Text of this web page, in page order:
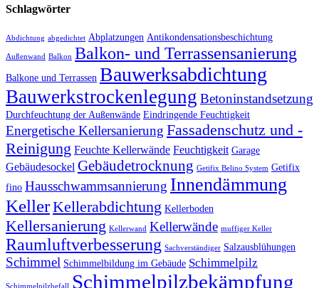
Schlagwörter
Abdichtung abgedichtet Abplatzungen Antikondensationsbeschichtung
Außenwand Balkon Balkon- und Terrassensanierung
Balkone und Terrassen Bauwerksabdichtung
Bauwerkstrockenlegung Betoninstandsetzung
Durchfeuchtung der Außenwände Eindringende Feuchtigkeit
Energetische Kellersanierung Fassadenschutz und -
Reinigung Feuchte Kellerwände Feuchtigkeit Garage
Gebäudesockel Gebäudetrocknung Getifix Belino System Getifix
fino Hausschwammsannierung Innendämmung
KellerKellerabdichtung Kellerboden
Kellersanierung Kellerwand Kellerwände muffiger Keller
Raumluftverbesserung Sachverständiger Salzausblühungen
Schimmel Schimmelbildung im Gebäude Schimmelpilz
Schimmelpilzbefall Schimmelpilzbekämpfung